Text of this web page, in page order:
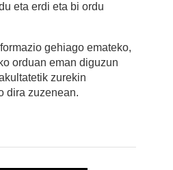
eta erdi eta bi ordu
gehiago emateko,
orduan eman diguzun
zurekin
dira zuzenean.